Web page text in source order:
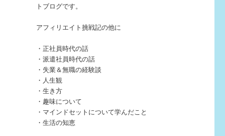
トブログです。
アフィリエイト挑戦記の他に
・正社員時代の話
・派遣社員時代の話
・失業＆無職の経験談
・人生観
・生き方
・趣味について
・マインドセットについて学んだこと
・生活の知恵